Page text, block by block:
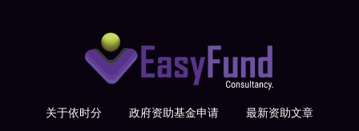
关于依时分 政府资助基金申请 最新资助文章